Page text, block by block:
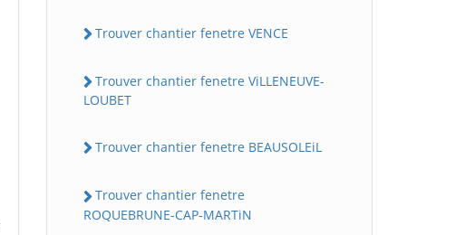
Trouver chantier fenetre VENCE
Trouver chantier fenetre ViLLENEUVE-
LOUBET
Trouver chantier fenetre BEAUSOLEiL
Trouver chantier fenetre
ROQUEBRUNE-CAP-MARTiN